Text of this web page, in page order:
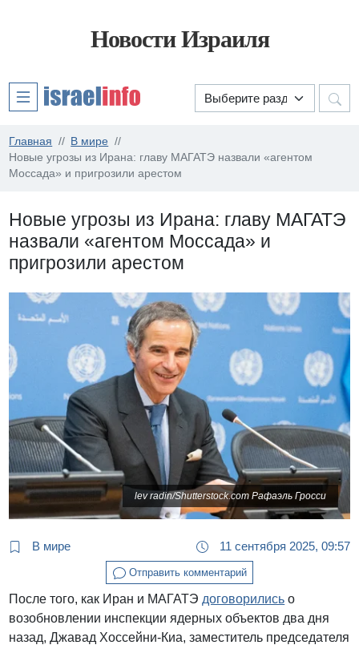
Новости Израиля
Главная
В мире
Новые угрозы из Ирана: главу МАГАТЭ назвали «агентом
Моссада» и пригрозили арестом
Новые угрозы из Ирана: главу МАГАТЭ
назвали «агентом Моссада» и
пригрозили арестом
lev radin/Shutterstock.com Рафаэль Гросси
В мире 11 сентября 2025, 09:57
Отправить комментарий
После того, как Иран и МАГАТЭ договорились о
возобновлении инспекции ядерных объектов два дня
назад, Джавад Хоссейни-Киа, заместитель председателя